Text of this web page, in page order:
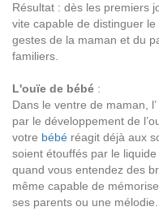
Résultat : dès les premiers
vite capable de distinguer
gestes de la maman et du
familiers.
L'ouïe de bébé :
Dans le ventre de maman, l’
par le développement de
votre bébé réagit déjà aux
soient étouffés par le
quand vous entendez des
même capable de
ses parents ou une